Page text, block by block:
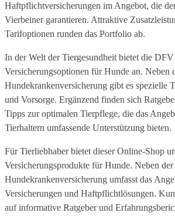
Haftpflichtversicherungen im Angebot, die
Vierbeiner garantieren. Attraktive
Tarifoptionen runden das Portfolio ab.
In der Welt der Tiergesundheit bietet die
Versicherungsoptionen für Hunde an. Neben
Hundekrankenversicherung gibt es spezielle
und Vorsorge. Ergänzend finden sich
Tipps zur optimalen Tierpflege, die das
Tierhaltern umfassende Unterstützung bieten.
Für Tierliebhaber bietet dieser Online-Shop
Versicherungsprodukte für Hunde. Neben der
Hundekrankenversicherung umfasst das
Versicherungen und Haftpflichtlösungen.
auf informative Ratgeber und